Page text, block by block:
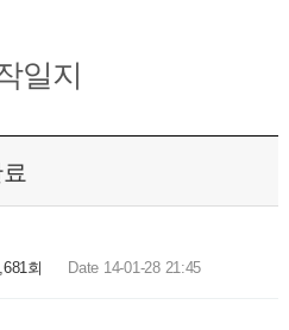
일지
회 Date 14-01-28 21:45